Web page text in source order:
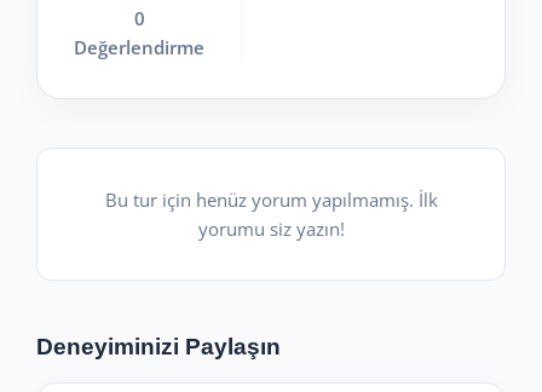
0
Değerlendirme
Bu tur için henüz yorum yapılmamış. İlk
yorumu siz yazın!
Deneyiminizi Paylaşın